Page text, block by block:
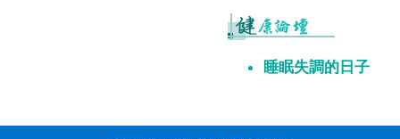
睡眠失調的日子